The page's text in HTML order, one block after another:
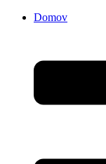
Domov